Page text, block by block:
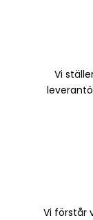
Vi
Vi förstår